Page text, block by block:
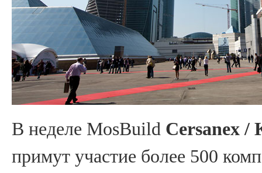
В неделе MosBuild Cersanex /
примут участие более 500